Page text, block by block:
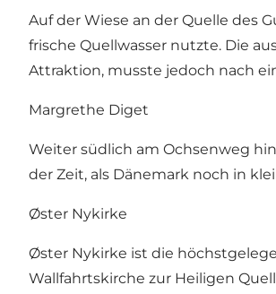
Auf der Wiese an der Quelle des
frische Quellwasser nutzte. Die
Attraktion, musste jedoch nach
Margrethe Diget
Weiter südlich am Ochsenweg
der Zeit, als Dänemark noch in
Øster Nykirke
Øster Nykirke ist die
Wallfahrtskirche zur Heiligen